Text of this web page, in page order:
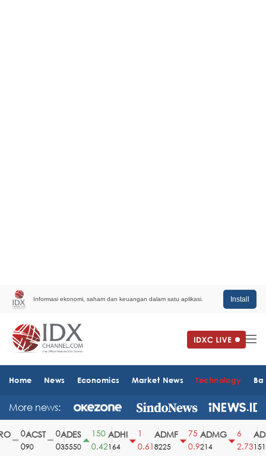
Informasi ekonomi, saham dan keuangan dalam satu aplikasi. Install
Home News Economics Market News Technology
More news:
ACST
90
ADES
35550
150
0.42
ADHI
164
0.61
ADMF
8225
75
0.9
ADMG
214
2.731510